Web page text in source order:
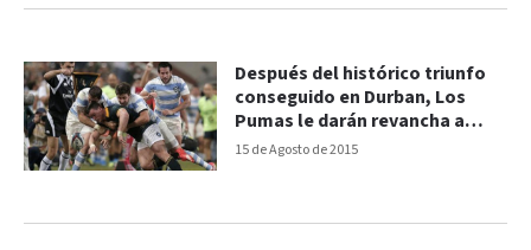
15 de Agosto de 2015
Después del histórico triunfo
conseguido en Durban, Los
Pumas le darán revancha a
Sudáfrica